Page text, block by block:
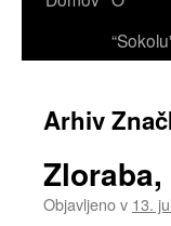
Arhiv
Objavljeno v 13.